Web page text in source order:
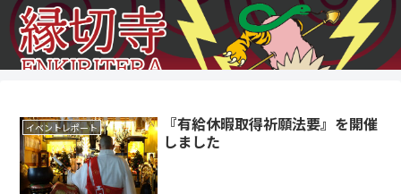
イベントレポート
『有給休暇取得祈願法要』を開催
しました